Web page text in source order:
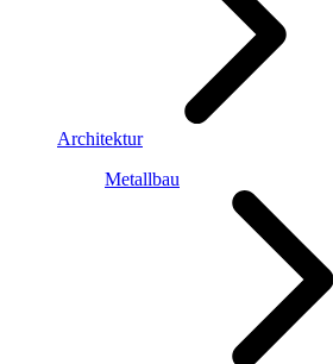
Architektur
Metallbau